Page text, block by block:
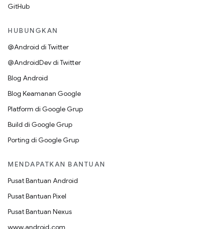
GitHub
HUBUNGKAN
@Android di Twitter
@AndroidDev di Twitter
Blog Android
Blog Keamanan Google
Platform di Google Grup
Build di Google Grup
Porting di Google Grup
MENDAPATKAN BANTUAN
Pusat Bantuan Android
Pusat Bantuan Pixel
Pusat Bantuan Nexus
www.android.com